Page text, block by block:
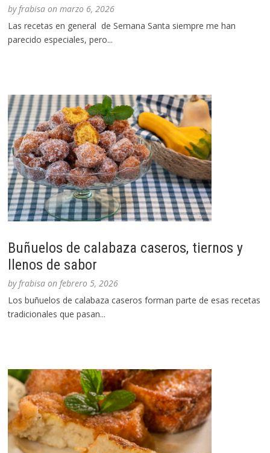
byfrabisa onmarzo 6, 2026
Las recetas en general de Semana Santa siempre me han
parecido especiales, pero...
Buñuelos de calabaza caseros, tiernos y
llenos de sabor
byfrabisa onfebrero 5, 2026
Los buñuelos de calabaza caseros forman parte de esas recetas
tradicionales que pasan...